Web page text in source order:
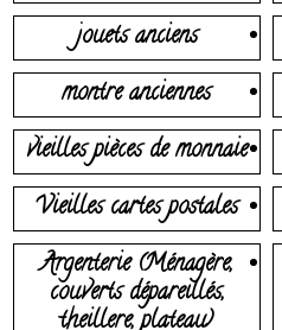
jouets anciens
montre anciennes
vieilles pièces de monnaie
Vieilles cartes postales
Argenterie (Ménagère,
couverts dépareillés,
theillere, plateau)